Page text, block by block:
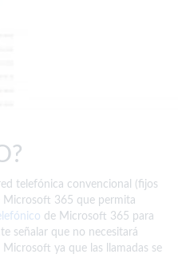
telefónica convencional (fijos
Microsoft 365 que permita
de Microsoft 365 para
señalar que no necesitará
ya que las llamadas se